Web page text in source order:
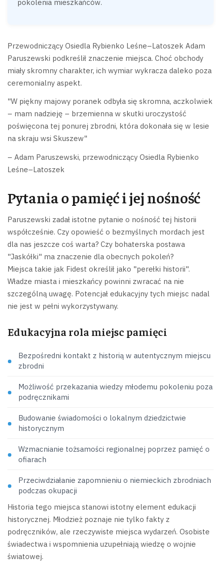
pokolenia mieszkańców.
Przewodniczący Osiedla Rybienko Leśne–Latoszek Adam
Paruszewski podkreślił znaczenie miejsca. Choć obchody
miały skromny charakter, ich wymiar wykracza daleko poza
ceremonialny aspekt.
"W piękny majowy poranek odbyła się skromna, aczkolwiek
– mam nadzieję – brzemienna w skutki uroczystość
poświęcona tej ponurej zbrodni, która dokonała się w lesie
na skraju wsi Skuszew"
– Adam Paruszewski, przewodniczący Osiedla Rybienko
Leśne–Latoszek
Pytania o pamięć i jej nośność
Paruszewski zadał istotne pytanie o nośność tej historii
współcześnie. Czy opowieść o bezmyślnych mordach jest
dla nas jeszcze coś warta? Czy bohaterska postawa
"Jaskółki" ma znaczenie dla obecnych pokoleń?
Miejsca takie jak Fidest określił jako "perełki historii".
Władze miasta i mieszkańcy powinni zwracać na nie
szczególną uwagę. Potencjał edukacyjny tych miejsc nadal
nie jest w pełni wykorzystywany.
Edukacyjna rola miejsc pamięci
Bezpośredni kontakt z historią w autentycznym miejscu
zbrodni
Możliwość przekazania wiedzy młodemu pokoleniu poza
podręcznikami
Budowanie świadomości o lokalnym dziedzictwie
historycznym
Wzmacnianie tożsamości regionalnej poprzez pamięć o
ofiarach
Przeciwdziałanie zapomnieniu o niemieckich zbrodniach
podczas okupacji
Historia tego miejsca stanowi istotny element edukacji
historycznej. Młodzież poznaje nie tylko fakty z
podręczników, ale rzeczywiste miejsca wydarzeń. Osobiste
świadectwa i wspomnienia uzupełniają wiedzę o wojnie
światowej.